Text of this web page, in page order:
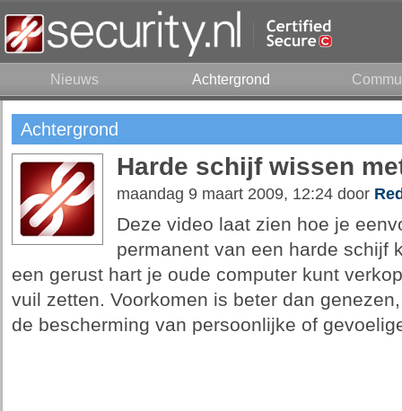
Nieuws Achtergrond
Achtergrond
Harde schijf wissen
maandag 9 maart 2009, 12:24 door
Deze video laat zien hoe je
permanent van een harde schijf
een gerust hart je oude computer kunt
vuil zetten. Voorkomen is beter dan
de bescherming van persoonlijke of